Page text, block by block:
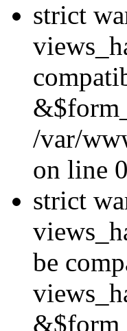
strict
/var/
on line
strict
be